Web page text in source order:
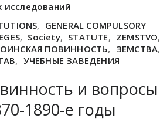
исследований
, GENERAL COMPULSORY
, Society, STATUTE, ZEMSTVO,
ПОВИННОСТЬ, ЗЕМСТВА,
, УЧЕБНЫЕ ЗАВЕДЕНИЯ
и вопросы
1890-е годы